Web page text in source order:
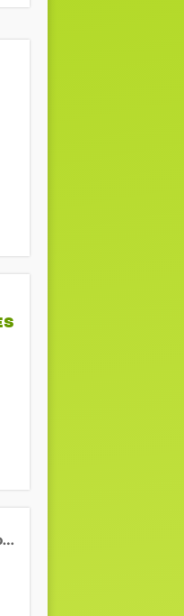
Auto-Anschlag auf Demonstration in München: